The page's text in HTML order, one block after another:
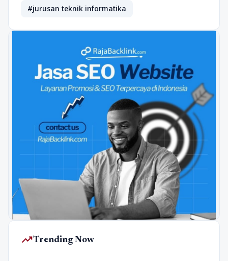
#jurusan teknik informatika
trending_upTrending Now